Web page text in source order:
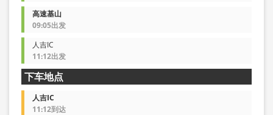
高速基山
09:05出发
人吉IC
11:12出发
下车地点
人吉IC
11:12到达